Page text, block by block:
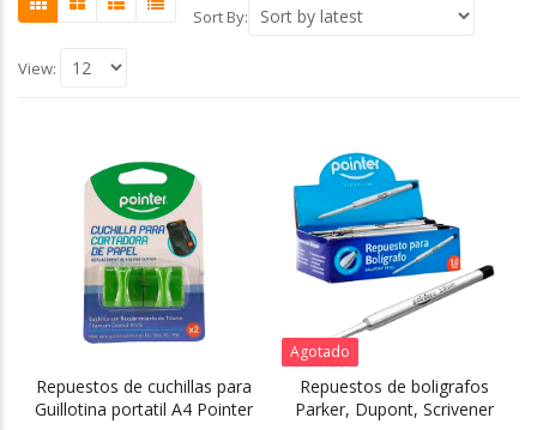
Sort By:
View:
Repuestos de cuchillas para
Guillotina portatil A4 Pointer
Agotado
Repuestos de boligrafos
Parker, Dupont, Scrivener